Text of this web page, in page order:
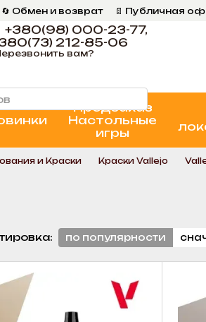
🔄 Обмен и возврат
📄 Публичная
📝 Блог 📞 Контакты Ігрова
+380(98) 000-23-77,
212-85-06
вам?
Предзаказ
Настольные
игры
и Краски Краски Vallejo
по популярности